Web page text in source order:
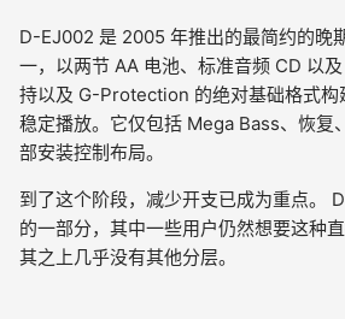
D-EJ002 是 2005 年推出的最简约的晚
一，以两节 AA 电池、标准音频 CD 以
持以及 G-Protection 的绝对基础格式构
稳定播放。它仅包括 Mega Bass、恢复
部安装控制布局。
到了这个阶段，减少开支已成为重点。
的一部分，其中一些用户仍然想要这种
其之上几乎没有其他分层。